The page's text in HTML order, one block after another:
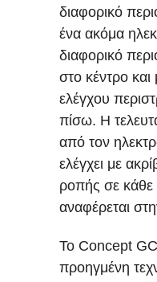
διαφορικό
ένα ακόμα
διαφορικό
στο κέντρο
ελέγχου
πίσω. Η
από τον
ελέγχει με
ροπής σε
αναφέρεται
Το Concept
προηγμένη